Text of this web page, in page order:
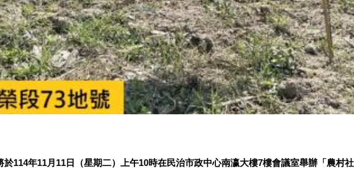
114年11月11日（星期二）上午10時在民治市政中心南瀛大樓7樓會議室舉辦「農村